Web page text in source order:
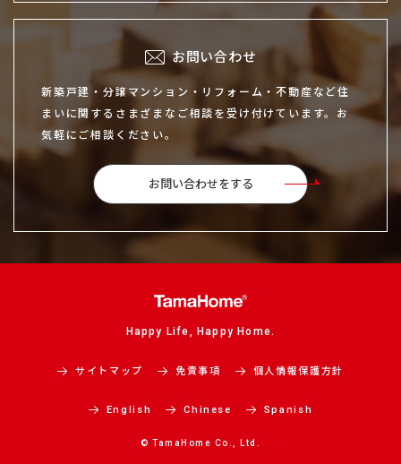
お問い合わせ
新築戸建・分譲マンション・リフォーム・不動産など住
まいに関するさまざまなご相談を受け付けています。お
気軽にご相談ください。
お問い合わせをする
Happy Life, Happy Home.
サイトマップ 免責事項 個人情報保護方針
English Chinese Spanish
© TamaHome Co., Ltd.